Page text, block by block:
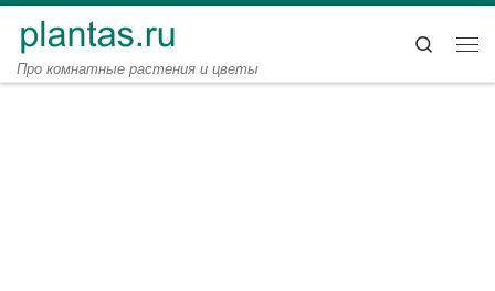
Перейти к содержимому
Про комнатные растения и цветы
Search